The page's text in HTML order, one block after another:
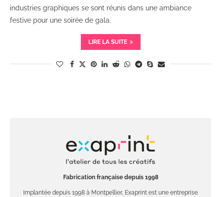
industries graphiques se sont réunis dans une ambiance
festive pour une soirée de gala.
LIRE LA SUITE
Fabrication française depuis 1998
Implantée depuis 1998 à Montpellier, Exaprint est une entreprise